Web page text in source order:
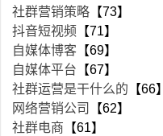
社群营销策略 【73】
抖音短视频 【71】
自媒体博客 【69】
自媒体平台 【67】
社群运营是干什么的 【66】
网络营销公司
【62】
社群电商 【61】